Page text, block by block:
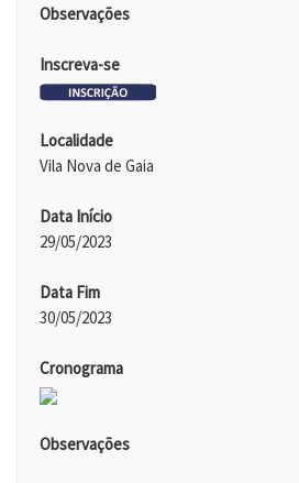
Observações
Inscreva-se
Localidade
Vila Nova de Gaia
Data Início
29/05/2023
Data Fim
30/05/2023
Cronograma
Observações